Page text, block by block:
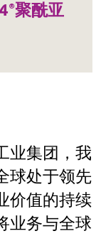
聚酰亚
业集团，我
球处于领先
价值的持续
业务与全球